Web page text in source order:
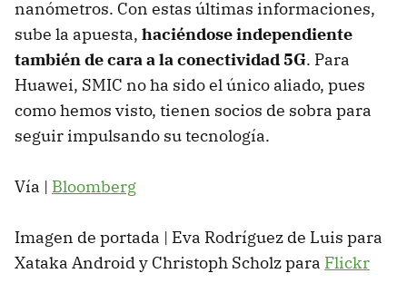
nanómetros. Con estas últimas informaciones,
sube la apuesta, haciéndose independiente
también de cara a la conectividad 5G. Para
Huawei, SMIC no ha sido el único aliado, pues
como hemos visto, tienen socios de sobra para
seguir impulsando su tecnología.
Vía | Bloomberg
Imagen de portada | Eva Rodríguez de Luis para
Xataka Android y Christoph Scholz para Flickr